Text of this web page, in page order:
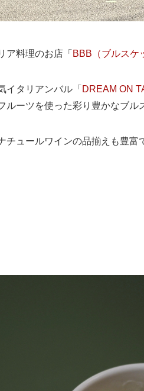
ア料理のお店「 BBB（ブルスケ
イタリアンバル「 DREAM ON
ルーツを使った彩り豊かなブル
チュールワインの品揃えも豊富